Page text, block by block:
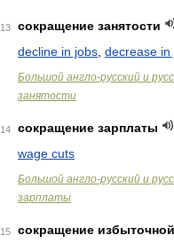
13
сокращение занятости
decline in jobs decrease in
Большой англо-русский и
занятости
14
сокращение зарплаты
wage cuts
Большой англо-русский и
зарплаты
15
сокращение